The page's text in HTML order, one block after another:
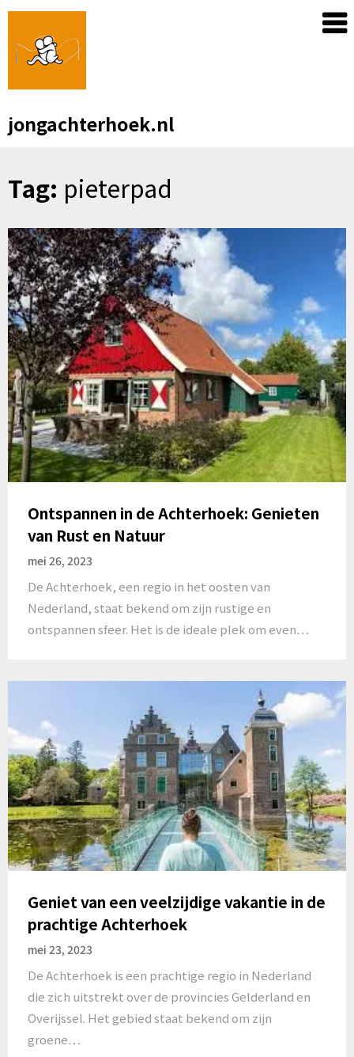
Skip
content
jongachterhoek.nl
Tag: pieterpad
Ontspannen in de Achterhoek: Genieten
van Rust en Natuur
mei 26, 2023
De Achterhoek, een regio in het oosten van
Nederland, staat bekend om zijn rustige en
ontspannen sfeer. Het is de ideale plek om even…
Geniet van een veelzijdige vakantie in de
prachtige Achterhoek
mei 23, 2023
De Achterhoek is een prachtige regio in Nederland
die zich uitstrekt over de provincies Gelderland en
Overijssel. Het gebied staat bekend om zijn
groene…